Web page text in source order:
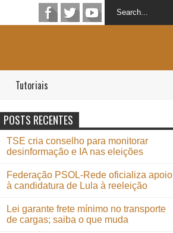
Tutoriais
POSTS RECENTES
TSE cria conselho para monitorar
desinformação e IA nas eleições
Federação PSOL-Rede oficializa apoio
à candidatura de Lula à reeleição
Lei garante frete mínimo no transporte
de cargas; saiba o que muda